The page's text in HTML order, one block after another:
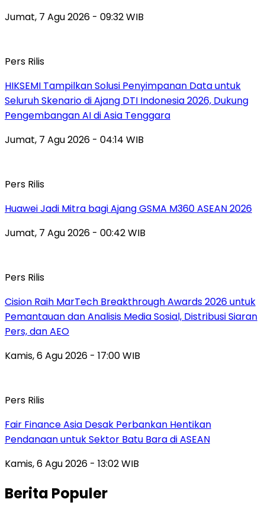
Jumat, 7 Agu 2026 - 09:32 WIB
Pers Rilis
HIKSEMI Tampilkan Solusi Penyimpanan Data untuk
Seluruh Skenario di Ajang DTI Indonesia 2026, Dukung
Pengembangan AI di Asia Tenggara
Jumat, 7 Agu 2026 - 04:14 WIB
Pers Rilis
Huawei Jadi Mitra bagi Ajang GSMA M360 ASEAN 2026
Jumat, 7 Agu 2026 - 00:42 WIB
Pers Rilis
Cision Raih MarTech Breakthrough Awards 2026 untuk
Pemantauan dan Analisis Media Sosial, Distribusi Siaran
Pers, dan AEO
Kamis, 6 Agu 2026 - 17:00 WIB
Pers Rilis
Fair Finance Asia Desak Perbankan Hentikan
Pendanaan untuk Sektor Batu Bara di ASEAN
Kamis, 6 Agu 2026 - 13:02 WIB
Berita Populer